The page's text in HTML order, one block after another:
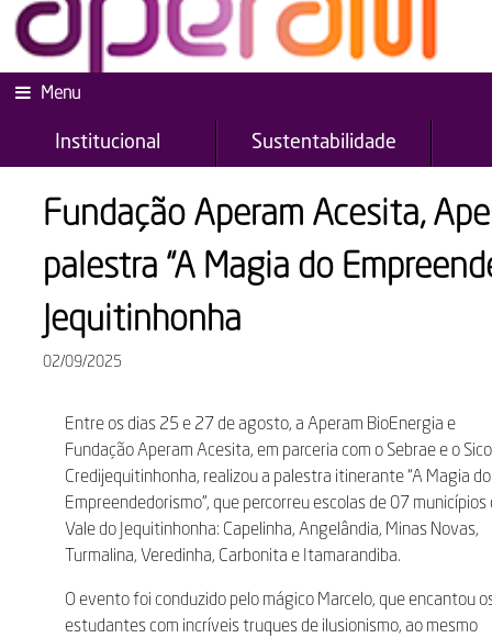
Menu
Institucional Sustentabilidade
Fundação Aperam Acesita,
palestra “A Magia do
Jequitinhonha
02/09/2025
Entre os dias 25 e 27 de agosto, a Aperam BioEnergia e
Fundação Aperam Acesita, em parceria com o Sebrae e o
Credijequitinhonha, realizou a palestra itinerante “A Magia do
Empreendedorismo”, que percorreu escolas de 07 municípios
Vale do Jequitinhonha: Capelinha, Angelândia, Minas Novas,
Turmalina, Veredinha, Carbonita e Itamarandiba.
O evento foi conduzido pelo mágico Marcelo, que encantou
estudantes com incríveis truques de ilusionismo, ao mesmo